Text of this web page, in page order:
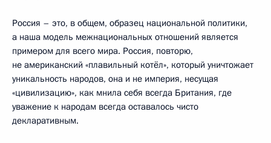
Россия – это, в общем, образец национальной политики,
а наша модель межнациональных отношений является
примером для всего мира. Россия, повторю,
не американский «плавильный котёл», который уничтожает
уникальность народов, она и не империя, несущая
«цивилизацию», как мнила себя всегда Британия, где
уважение к народам всегда оставалось чисто
декларативным.